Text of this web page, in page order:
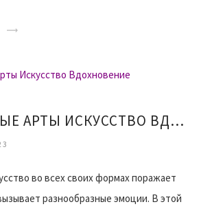
ИНТЕРЕСНЫЕ АРТЫ ИСКУССТВО ВДОХНОВЕНИЕ
во всех своих формах поражает
разнообразные эмоции. В этой